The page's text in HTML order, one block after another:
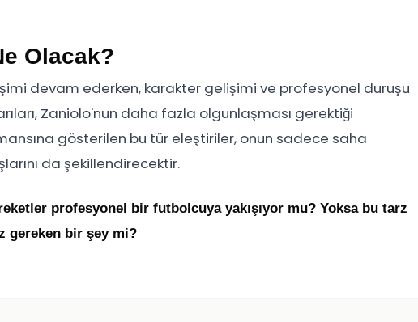
Olacak?
devam ederken, karakter gelişimi ve profesyonel duruşu
Zaniolo'nun daha fazla olgunlaşması gerektiği
gösterilen bu tür eleştiriler, onun sadece saha
da şekillendirecektir.
profesyonel bir futbolcuya yakışıyor mu? Yoksa bu tarz
gereken bir şey mi?